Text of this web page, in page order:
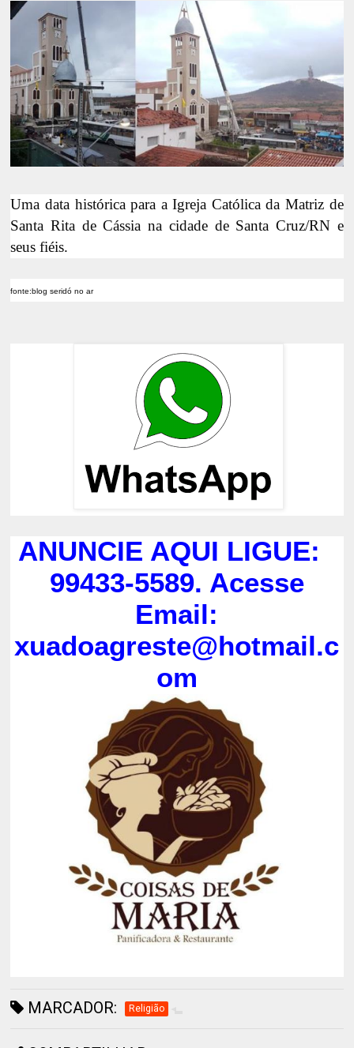
Uma data histórica para a Igreja Católica da Matriz de
Santa Rita de Cássia na cidade de Santa Cruz/RN e
seus fiéis.
fonte:blog seridó no ar
ANUNCIE AQUI LIGUE:
99433-5589. Acesse
Email:
xuadoagreste@hotmail.c
om
MARCADOR: Religião